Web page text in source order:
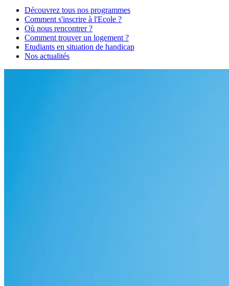
Découvrez tous nos programmes
Comment s'inscrire à l'Ecole ?
Où nous rencontrer ?
Comment trouver un logement ?
Etudiants en situation de handicap
Nos actualités